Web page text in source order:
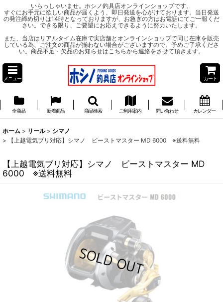
いらっしゃいませ。ホシノ釣具店オンラインショップです。
すぐにお手元に欲しい商品が届くよう、即日発送を心がけております。当日発送
の発注締め切りは14時となっておりますが、お急ぎの方はお電話にてご一報くだ
さい。できる限り、ご要望にお応えできるように努力いたします。
また、当店はリアルタイム在庫で実店舗とオンラインショップで同じ在庫を販売
している為、ご注文の商品が揃わない場合がございますので、予めご了承くださ
い。商品不足・欠品のお知らせはこちらから連絡をさせて頂きます。
メニュー カート
全商品 新着商品 商品検索 ご利用案内 問い合わせ カレンダー
ホーム > リール > シマノ
>
【上越電気ブリ対応】シマノ ビーストマスター MD 6000 ※送料無料
【上越電気ブリ対応】シマノ ビーストマスター MD
6000 ※送料無料